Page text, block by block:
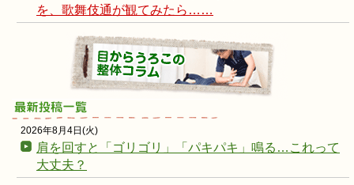
を、歌舞伎通が観てみたら……
2026年8月4日(火)
肩を回すと「ゴリゴリ」「パキパキ」鳴る…これって
大丈夫？